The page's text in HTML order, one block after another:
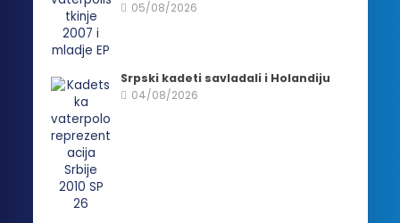
05/08/2026
Srpski kadeti savladali i Holandiju
04/08/2026